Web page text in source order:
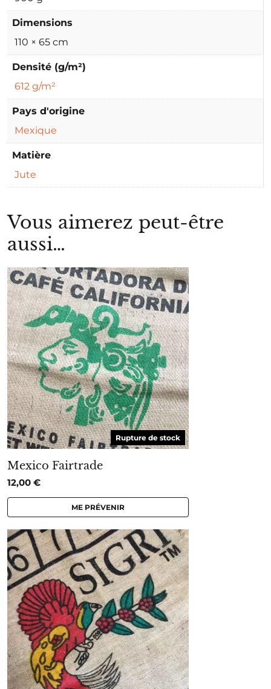
Dimensions
110 × 65 cm
Densité (g/m²)
612 g/m²
Pays d'origine
Mexique
Matière
Jute
Vous aimerez peut-être
aussi…
Rupture de stock
Mexico Fairtrade
12,00 €
ME PRÉVENIR